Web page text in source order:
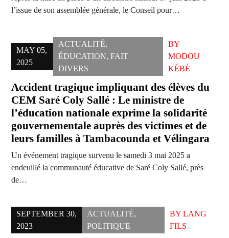
l’issue de son assemblée générale, le Conseil pour…
MAY 05,
2025
ACTUALITÉ,
ÉDUCATION,FAIT
DIVERS
BY
MODOU
KÉBÉ
Accident tragique impliquant des élèves du
CEM Saré Coly Sallé : Le ministre de
l’éducation nationale exprime la solidarité
gouvernementale auprès des victimes et de
leurs familles à Tambacounda et Vélingara
Un événement tragique survenu le samedi 3 mai 2025 a
endeuillé la communauté éducative de Saré Coly Sallé, près
de…
SEPTEMBER 30,
2023
ACTUALITÉ,
POLITIQUE
BYLANG
FILS